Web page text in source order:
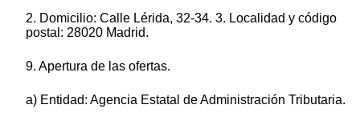
2. Domicilio: Calle Lérida, 32-34. 3. Localidad y código
postal: 28020 Madrid.
9. Apertura de las ofertas.
a) Entidad: Agencia Estatal de Administración Tributaria.